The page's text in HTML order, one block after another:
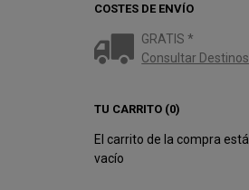
COSTES DE ENVÍO
GRATIS *
Consultar Destinos
TU CARRITO (0)
El carrito de la compra está
vacío